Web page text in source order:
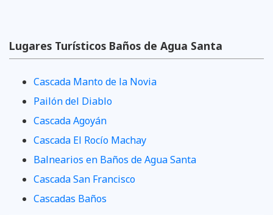
Lugares Turísticos Baños de Agua Santa
Cascada Manto de la Novia
Pailón del Diablo
Cascada Agoyán
Cascada El Rocío Machay
Balnearios en Baños de Agua Santa
Cascada San Francisco
Cascadas Baños